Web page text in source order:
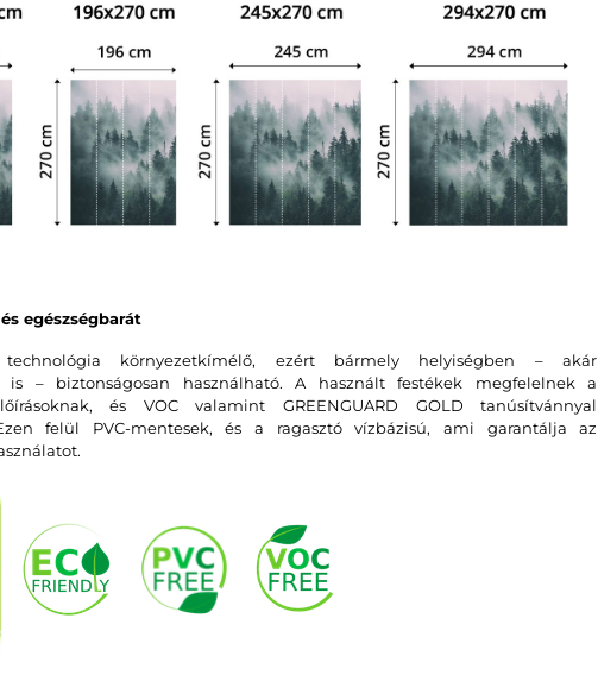
egészségbarát
környezetkímélő, ezért bármely helyiségben – akár
is – biztonságosan használható. A használt festékek megfelelnek a
és VOC valamint GREENGUARD GOLD tanúsítvánnyal
felül PVC-mentesek, és a ragasztó vízbázisú, ami garantálja az